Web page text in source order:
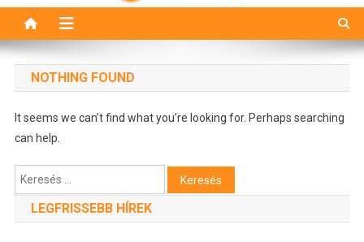
NOTHING FOUND
It seems we can’t find what you’re looking for. Perhaps searching
can help.
Keresés:
LEGFRISSEBB HÍREK